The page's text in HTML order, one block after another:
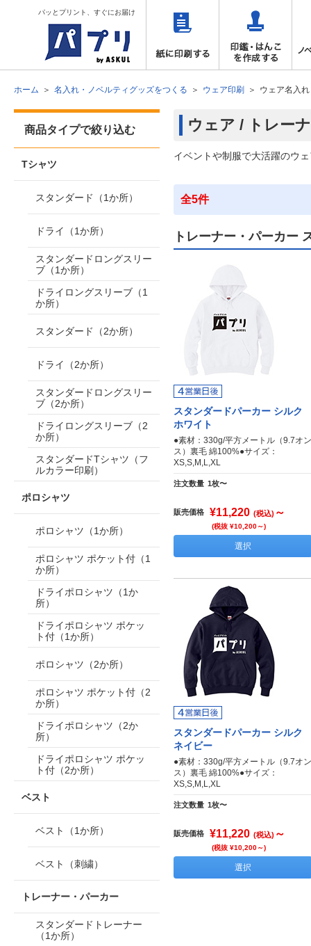
パッとプリント、すぐにお届け
ホーム 名入れ・ノベルティグッズをつくる ウェア印刷 ウェア名入
ウェア / トレー
イベントや制服で大活躍のウ
全5件
トレーナー・パーカー
スタンダードパーカー シルク
ホワイト
●素材：330g/平方メートル（9.7オン
ス）裏毛 綿100%●サイズ：
XS,S,M,L,XL
注文数量 1枚〜
販売価格 ¥11,220 (税込) ～
(税抜 ¥10,200～)
選択
スタンダードパーカー シルク
ネイビー
●素材：330g/平方メートル（9.7オン
ス）裏毛 綿100%●サイズ：
XS,S,M,L,XL
注文数量 1枚〜
販売価格 ¥11,220 (税込) ～
(税抜 ¥10,200～)
選択
商品タイプで絞り込む
Tシャツ
スタンダード（1か所）
ドライ（1か所）
スタンダードロングスリー
ブ（1か所）
ドライロングスリーブ（1
か所）
スタンダード（2か所）
ドライ（2か所）
スタンダードロングスリー
ブ（2か所）
ドライロングスリーブ（2
か所）
スタンダードTシャツ（フ
ルカラー印刷）
ポロシャツ
ポロシャツ（1か所）
ポロシャツ ポケット付（1
か所）
ドライポロシャツ（1か
所）
ドライポロシャツ ポケッ
ト付（1か所）
ポロシャツ（2か所）
ポロシャツ ポケット付（2
か所）
ドライポロシャツ（2か
所）
ドライポロシャツ ポケッ
ト付（2か所）
ベスト
ベスト（1か所）
ベスト（刺繍）
トレーナー・パーカー
スタンダードトレーナー
（1か所）